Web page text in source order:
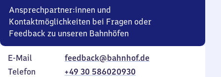
Ansprechpartner:innen und
Kontaktmöglichkeiten bei Fragen oder
Feedback zu unseren Bahnhöfen
E-Mail
feedback@bahnhof.de
Telefon
+49 30 586020930